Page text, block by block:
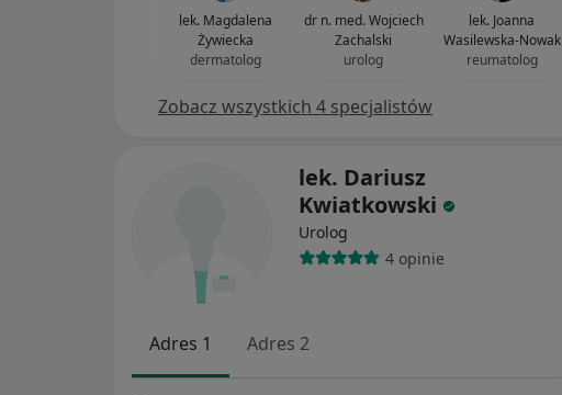
lek. Magdalena
Żywiecka
dermatolog
dr n. med. Wojciech
Zachalski
urolog
lek. Joanna
Wasilewska-Nowak
reumatolog
Zobacz wszystkich 4 specjalistów
lek. Dariusz
Kwiatkowski
Urolog
4 opinie
Adres 1 Adres 2